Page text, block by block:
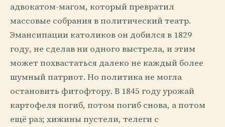
адвокатом-магом, который превратил
массовые собрания в политический театр.
Эмансипации католиков он добился в 1829
году, не сделав ни одного выстрела, и этим
может похвастаться далеко не каждый более
шумный патриот. Но политика не могла
остановить фитофтору. В 1845 году урожай
картофеля погиб, потом погиб снова, а потом
ещё раз; хижины пустели, телеги с